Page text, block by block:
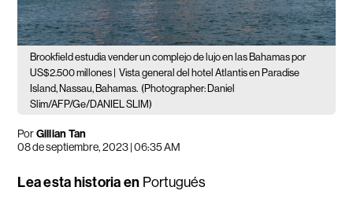
Brookfield estudia vender un complejo de lujo en las Bahamas por
US$2.500 millones |
Vista general del hotel Atlantis en Paradise
Island, Nassau, Bahamas. (Photographer: Daniel
Slim/AFP/Ge/DANIEL SLIM)
PorGillian Tan
08 de septiembre, 2023 | 06:35 AM
Lea esta historia en Portugués